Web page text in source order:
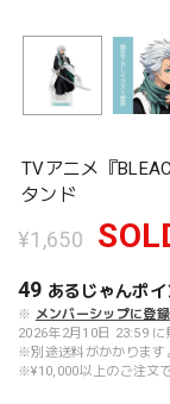
TVアニメ『
タンド
¥1,650
49 あるじゃんポイ
※ メンバーシップに登録
2026年2月10日 23:59 に
※別途送料がかかります
※¥10,000以上のご注文